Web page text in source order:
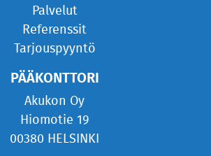
Palvelut
Referenssit
Tarjouspyyntö
PÄÄKONTTORI
Akukon Oy
Hiomotie 19
00380 HELSINKI